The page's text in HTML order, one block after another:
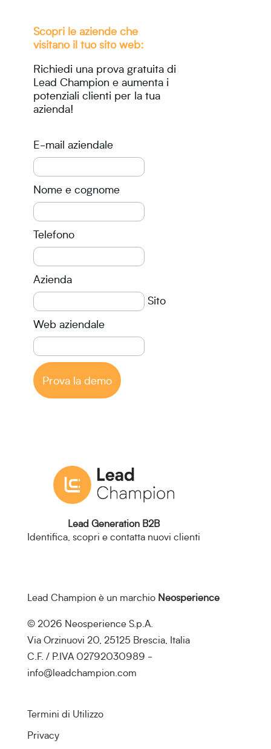
Scopri le aziende che
visitano il tuo sito web:
Richiedi una prova gratuita di
Lead Champion e aumenta i
potenziali clienti per la tua
azienda!
E-mail aziendale
Nome e cognome
Telefono
Azienda
Sito
Web aziendale
Prova la demo
Lead Generation B2B
Identifica, scopri e contatta nuovi clienti
Lead Champion è un marchio Neosperience
© 2026 Neosperience S.p.A.
Via Orzinuovi 20, 25125 Brescia, Italia
C.F. / P.IVA 02792030989 -
info@leadchampion.com
Termini di Utilizzo
Privacy